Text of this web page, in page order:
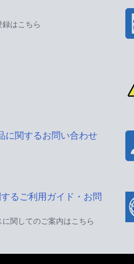
はこちら
に関するお問い合わせ
るご利用ガイド・お問
関してのご案内はこちら